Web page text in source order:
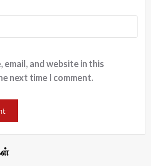
email, and website in this
next time I comment.